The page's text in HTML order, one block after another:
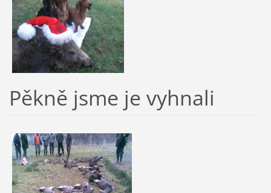
Pěkně jsme je vyhnali